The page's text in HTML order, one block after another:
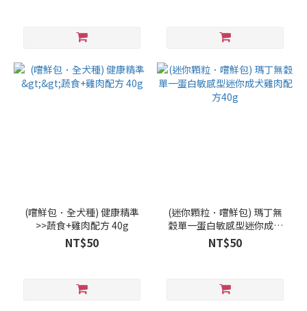
(嚐鮮包．全犬種) 健康精準
>>蔬食+雞肉配方 40g
NT$50
(迷你顆粒．嚐鮮包) 瑪丁無
穀單一蛋白敏感型迷你成犬
雞肉配方40g
NT$50